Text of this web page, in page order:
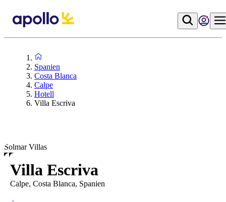
Spanien
Costa Blanca
Calpe
Hotell
Villa Escriva
Solmar Villas
Villa Escriva
Calpe, Costa Blanca, Spanien